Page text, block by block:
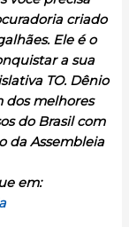
criado
Ele é o
a sua
TO. Dênio
dos melhores
do Brasil com
da Assembleia
em: